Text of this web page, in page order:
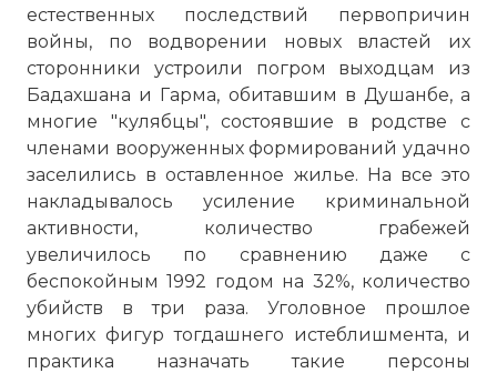
естественных последствий первопричин
войны, по водворении новых властей их
сторонники устроили погром выходцам из
Бадахшана и Гарма, обитавшим в Душанбе, а
многие "кулябцы", состоявшие в родстве с
членами вооруженных формирований удачно
заселились в оставленное жилье. На все это
накладывалось усиление криминальной
активности, количество грабежей
увеличилось по сравнению даже с
беспокойным 1992 годом на 32%, количество
убийств в три раза. Уголовное прошлое
многих фигур тогдашнего истеблишмента, и
практика назначать такие персоны
24 июня 2007 года. Праздничные флаги
государственного праздника «День
национального единства»
Фото статьи: